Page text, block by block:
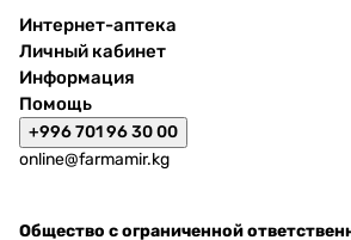
Интернет-аптека
Личный кабинет
Информация
Помощь
+996 701 96 30 00
online@farmamir.kg
Общество с ограниченной